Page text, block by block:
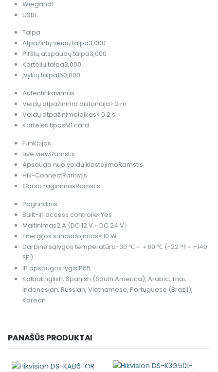
Wiegand1
USB1
Talpa
Atpažintų veidų talpa3,000
Pirštų atspaudų talpa3,000
Kortelių talpa3,000
Įvykių talpa150,000
Autentifikavimas
Veidų atpažinimo distancija> 2 m
Veidų atpažinimolaikas< 0.2 s
Kortelės tipasM1 card
Funkcijos
Live viewRamstis
Apsauga nuo veidų klastojimoRamstis
Hik-ConnectRamstis
Garso raginimasRamstis
Pagrindinis
Built-in access controllerYes
Maitinimas2 A (DC 12 V ~ DC 24 V）
Energijos sunaudojimas≤ 10 W
Darbinė sąlygos temperatūra-30 ℃ ~ ＋60 ℃ (-22 °F ~ +140
°F )
IP apsaugos lygisIP65
KalbaEnglish, Spanish (South America), Arabic, Thai,
Indonesian, Russian, Vietnamese, Portuguese (Brazil),
Korean
PANAŠŪS PRODUKTAI